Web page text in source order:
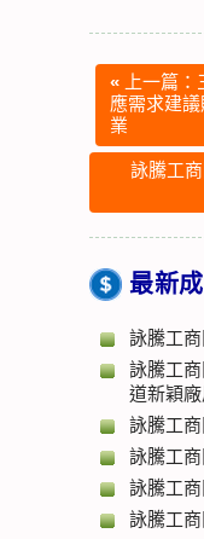
« 上一篇
應需求建
業
詠騰工
最新
詠騰工
詠騰工
道新穎
詠騰工
詠騰工
詠騰工
詠騰工